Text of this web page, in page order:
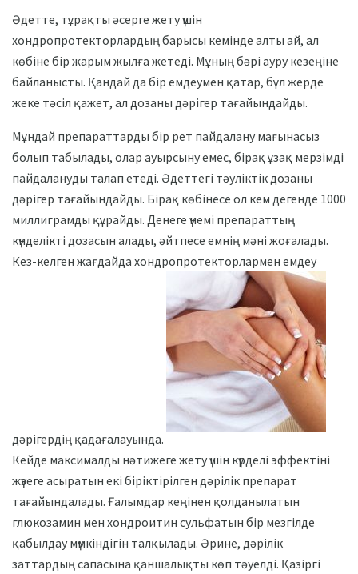
Әдетте, тұрақты әсерге жету үшін
хондропротекторлардың барысы кемінде алты ай, ал
көбіне бір жарым жылға жетеді. Мұның бәрі ауру кезеңіне
байланысты. Қандай да бір емдеумен қатар, бұл жерде
жеке тәсіл қажет, ал дозаны дәрігер тағайындайды.
Мұндай препараттарды бір рет пайдалану мағынасыз
болып табылады, олар ауырсыну емес, бірақ ұзақ мерзімді
пайдалануды талап етеді. Әдеттегі тәуліктік дозаны
дәрігер тағайындайды. Бірақ көбінесе ол кем дегенде 1000
миллиграмды құрайды. Денеге үнемі препараттың
күнделікті дозасын алады, әйтпесе емнің мәні жоғалады.
Кез-келген жағдайда хондропротекторлармен емдеу
дәрігердің қадағалауында.
Кейде максималды нәтижеге жету үшін күрделі эффектіні
жүзеге асыратын екі біріктірілген дәрілік препарат
тағайындалады. Ғалымдар кеңінен қолданылатын
глюкозамин мен хондроитин сульфатын бір мезгілде
қабылдау мүмкіндігін талқылады. Әрине, дәрілік
заттардың сапасына қаншалықты көп тәуелді. Қазіргі